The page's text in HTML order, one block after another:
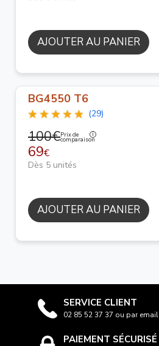
AJOUTER AU PANIER
BG4550 T6
(29)
100€Prix de
comparaison
69€
Dès 5 unités
AJOUTER AU PANIER
SERVICE CLIENT
02 85 52 37 37 ou par email
PAIEMENT SÉCURISÉ